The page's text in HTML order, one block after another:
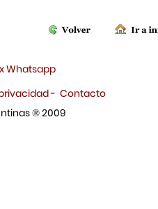
Whatsapp
- Contacto
® 2009